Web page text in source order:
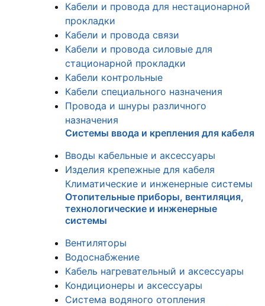
Кабели и провода для нестационарной
прокладки
Кабели и провода связи
Кабели и провода силовые для
стационарной прокладки
Кабели контрольные
Кабели специального назначения
Провода и шнуры различного
назначения
Системы ввода и крепления для кабеля
Вводы кабельные и аксессуары
Изделия крепежные для кабеля
Климатические и инженерные системы
Отопительные приборы, вентиляция,
технологические и инженерные
системы
Вентиляторы
Водоснабжение
Кабель нагревательный и аксессуары
Кондиционеры и аксессуары
Система водяного отопления